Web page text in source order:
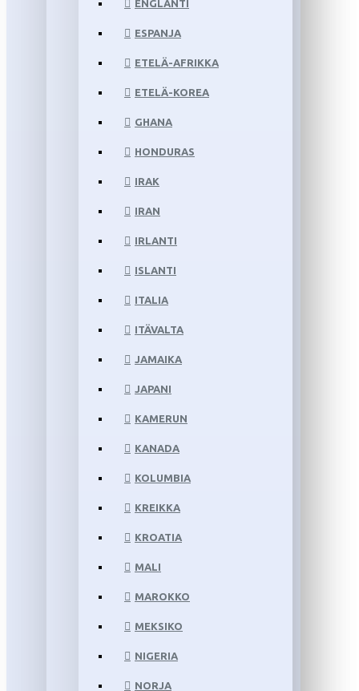
ENGLANTI
ESPANJA
ETELÄ-AFRIKKA
ETELÄ-KOREA
GHANA
HONDURAS
IRAK
IRAN
IRLANTI
ISLANTI
ITALIA
ITÄVALTA
JAMAIKA
JAPANI
KAMERUN
KANADA
KOLUMBIA
KREIKKA
KROATIA
MALI
MAROKKO
MEKSIKO
NIGERIA
NORJA